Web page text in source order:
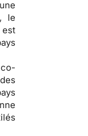
le
est